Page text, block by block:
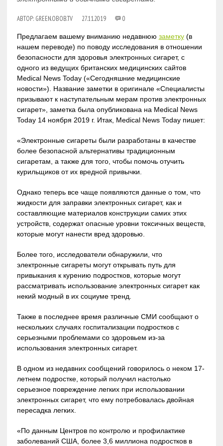
АВТОР: GREEN.OBOB.TV 27.11.2019 0
Предлагаем вашему вниманию недавнюю заметку(в
нашем переводе) по поводу исследования в отношении
безопасности для здоровья электронных сигарет, с
одного из ведущих британских медицинских сайтов
Medical News Today («Сегодняшние медицинские
новости»). Название заметки в оригинале «Специалисты
призывают к наступательным мерам против электронных
сигарет», заметка была опубликована на Medical News
Today 14 ноября 2019 г. Итак, Medical News Today пишет:
«Электронные сигареты были разработаны в качестве
более безопасной альтернативы традиционным
сигаретам, а также для того, чтобы помочь отучить
курильщиков от их вредной привычки.
Однако теперь все чаще появляются данные о том, что
жидкости для заправки электронных сигарет, как и
составляющие материалов конструкции самих этих
устройств, содержат опасные уровни токсичных веществ,
которые могут нанести вред здоровью.
Более того, исследователи обнаружили, что
электронные сигареты могут открывать путь для
привыкания к курению подростков, которые могут
рассматривать использование электронных сигарет как
некий модный в их социуме тренд.
Также в последнее время различные СМИ сообщают о
нескольких случаях госпитализации подростков с
серьезными проблемами со здоровьем из-за
использования электронных сигарет.
В одном из недавних сообщений говорилось о неком 17-
летнем подростке, который получил настолько
серьезное повреждение легких при использовании
электронных сигарет, что ему потребовалась двойная
пересадка легких.
«По данным Центров по контролю и профилактике
заболеваний США, более 3,6 миллиона подростков в